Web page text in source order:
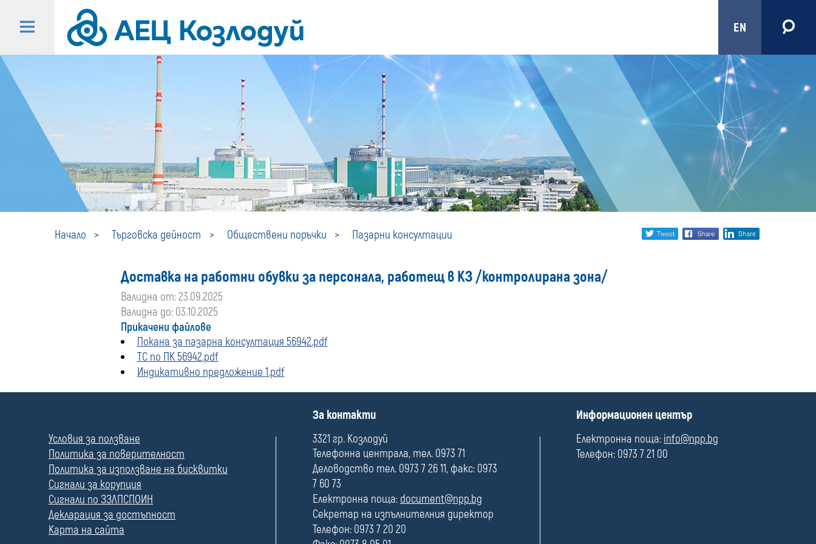
EN
Начало Търговска дейност Обществени поръчки Пазарни консултации
Пазарни
консултации
Share
twitter facebook
Доставка на работни обувки за персонала, работещ в КЗ /контролирана зона/
Валидна от: 23.09.2025
Валидна до: 03.10.2025
Прикачени файлове
Покана за пазарна консултация 56942.pdf
ТС по ПК 56942.pdf
Индикативно предложение 1.pdf
л
е
Условия за ползване
Политика за поверителност
Политика за използване на бисквитки
Сигнали за корупция
Сигнали по ЗЗЛПСПОИН
Декларация за достъпност
Карта на сайта
П
л
е
За контакти
3321 гр. Козлодуй
Телефонна централа, тел. 0973 71
Деловодство тел. 0973 7 26 11, факс: 0973
7 60 73
Електронна поща: document@npp.bg
Секретар на изпълнителния директор
Телефон: 0973 7 20 20
П
л
е
Информационен център
Електронна поща: info@npp.bg
Телефон: 0973 7 21 00